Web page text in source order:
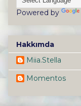
Powered by
Hakkımda
Miia.Stella
Momentos